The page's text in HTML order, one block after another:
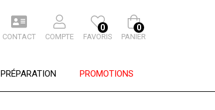
CONTACT COMPTE FAVORIS
0
PANIER
0
PRÉPARATION PROMOTIONS